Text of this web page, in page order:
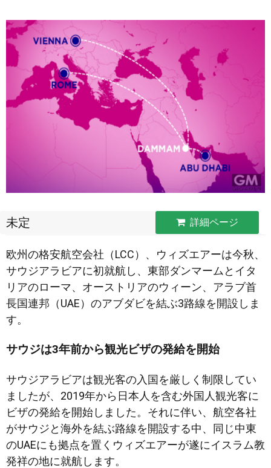
未定 詳細ページ
欧州の格安航空会社（LCC）、ウィズエアーは今秋、
サウジアラビアに初就航し、東部ダンマームとイタ
リアのローマ、オーストリアのウィーン、アラブ首
長国連邦（UAE）のアブダビを結ぶ3路線を開設しま
す。
サウジは3年前から観光ビザの発給を開始
サウジアラビアは観光客の入国を厳しく制限してい
ましたが、2019年から日本人を含む外国人観光客に
ビザの発給を開始しました。それに伴い、航空各社
がサウジと海外を結ぶ路線を開設する中、同じ中東
のUAEにも拠点を置くウィズエアーが遂にイスラム教
発祥の地に就航します。